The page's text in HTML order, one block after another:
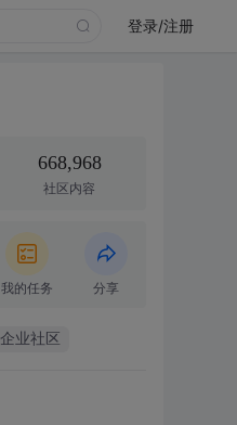
登录/注册
668,968
社区内容
我的任务 分享
企业社区